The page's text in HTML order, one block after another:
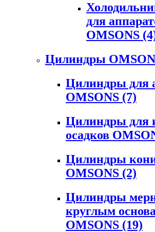
для
OMSONS
Цилиндры
Цилиндры для
OMSONS (7)
Цилиндры для
осадков
Цилиндры
OMSONS (2)
Цилиндры
круглым
OMSONS (19)